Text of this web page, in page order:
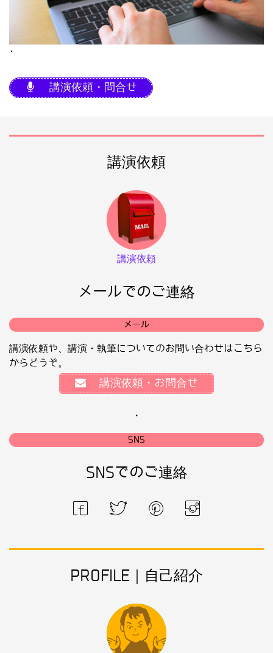
･
講演依頼・問合せ
講演依頼
講演依頼
メールでのご連絡
メール
講演依頼や、講演・執筆についてのお問い合わせはこちら
からどうぞ。
講演依頼・お問合せ
・
SNS
SNSでのご連絡
PROFILE｜自己紹介